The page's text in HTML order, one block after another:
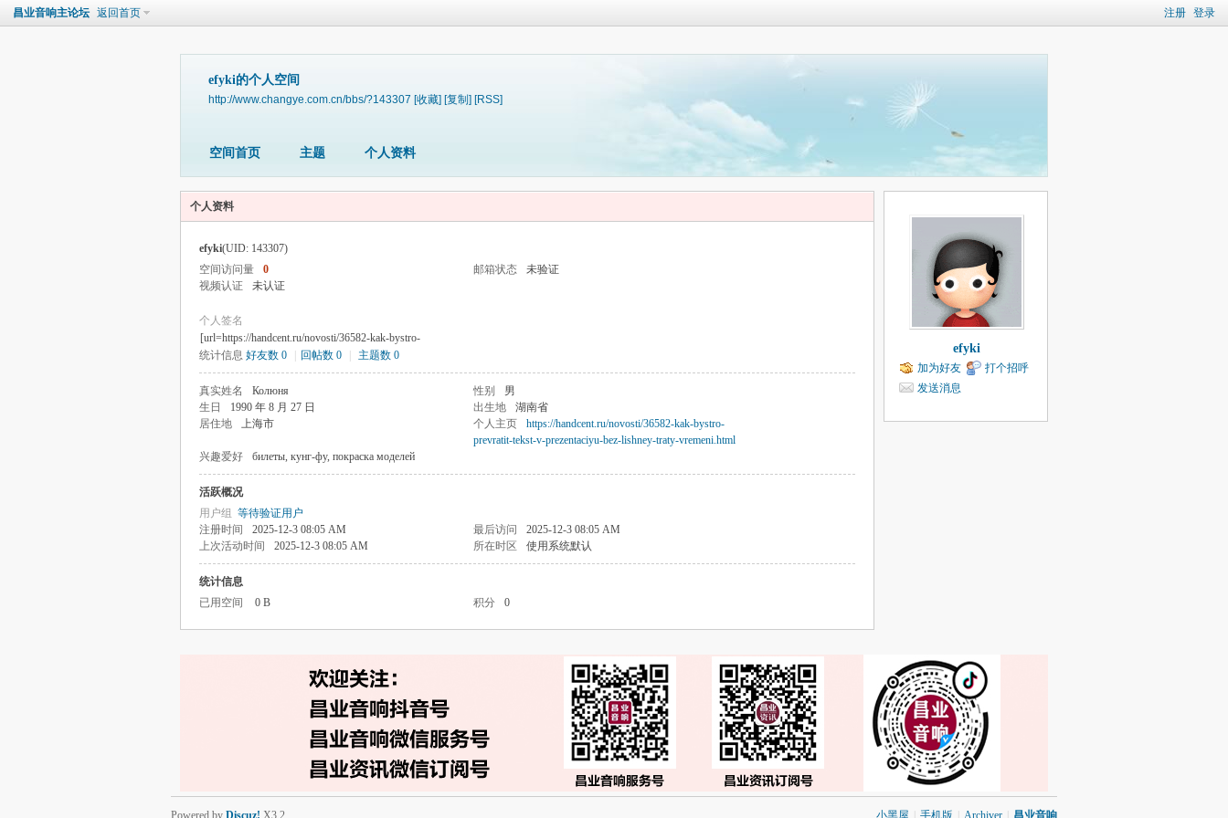
注册 登录
昌业音响主论坛 返回首页
efyki的个人空间
http://www.changye.com.cn/bbs/?143307 [收藏] [复制] [RSS]
空间首页 主题 个人资料
个人资料
efyki(UID: 143307)
空间访问量
0 邮箱状态
未验证
视频认证
未认证
个人签名
[url=https://handcent.ru/novosti/36582-kak-bystro-
统计信息 好友数 0 回帖数 0 主题数 0
真实姓名 Колюня 性别
男
生日
1990 年 8 月 27 日 出生地
湖南省
居住地
上海市 个人主页
https://handcent.ru/novosti/36582-kak-bystro-
prevratit-tekst-v-prezentaciyu-bez-lishney-traty-vremeni.html
兴趣爱好
билеты, кунг-фу, покраска моделей
活跃概况
用户组 等待验证用户
注册时间
2025-12-3 08:05 AM 最后访问
2025-12-3 08:05 AM
上次活动时间
2025-12-3 08:05 AM 所在时区 使用系统默认
统计信息
已用空间
0 B 积分 0
efyki
加为好友
打个招呼
发送消息
小黑屋 手机版 Archiver 昌业音响
Powered by Discuz! X3.2